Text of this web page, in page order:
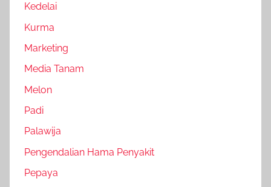
Kedelai
Kurma
Marketing
Media Tanam
Melon
Padi
Palawija
Pengendalian Hama Penyakit
Pepaya